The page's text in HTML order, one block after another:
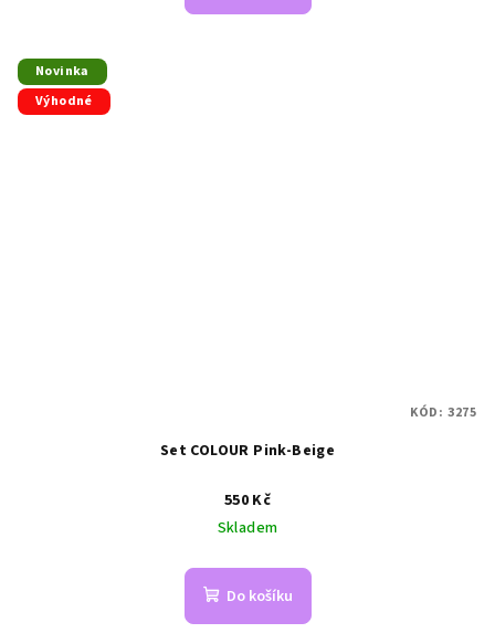
Novinka
Výhodné
Set COLOUR Pink-Beige
550 Kč
Skladem
Do košíku
KÓD: 3275